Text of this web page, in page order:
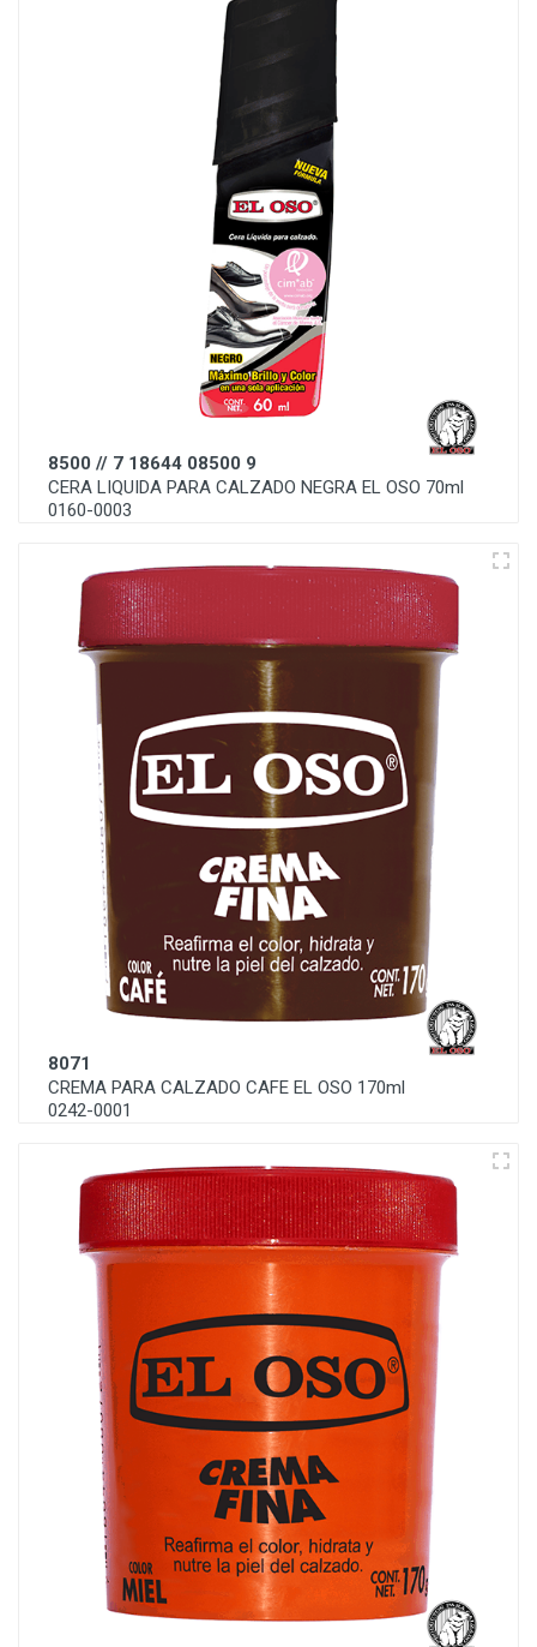
8500 // 7 18644 08500 9
CERA LIQUIDA PARA CALZADO NEGRA EL OSO 70ml
0160-0003
8071
CREMA PARA CALZADO CAFE EL OSO 170ml
0242-0001